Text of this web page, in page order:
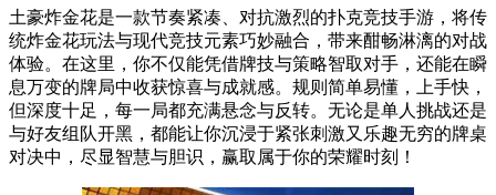
土豪炸金花是一款节奏紧凑、对抗激烈的扑克竞技手游，将传
统炸金花玩法与现代竞技元素巧妙融合，带来酣畅淋漓的对战
体验。在这里，你不仅能凭借牌技与策略智取对手，还能在瞬
息万变的牌局中收获惊喜与成就感。规则简单易懂，上手快，
但深度十足，每一局都充满悬念与反转。无论是单人挑战还是
与好友组队开黑，都能让你沉浸于紧张刺激又乐趣无穷的牌桌
对决中，尽显智慧与胆识，赢取属于你的荣耀时刻！